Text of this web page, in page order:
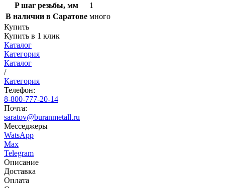
P шаг резьбы, мм
1
В наличии в Саратове много
Купить
Купить в 1 клик
Каталог
Категория
Каталог
/
Категория
Телефон:
8-800-777-20-14
Почта:
saratov@buranmetall.ru
Месседжеры
WatsApp
Max
Telegram
Описание
Доставка
Оплата